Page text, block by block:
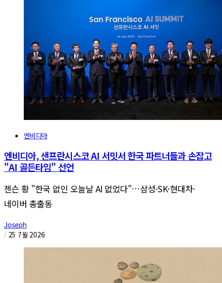
엔비디아
엔비디아, 샌프란시스코 AI 서밋서 한국 파트너들과 손잡고
"AI 골든타임" 선언
젠슨 황 "한국 없인 오늘날 AI 없었다"…삼성·SK·현대차·
네이버 총출동
Joseph
/ 25 7월 2026